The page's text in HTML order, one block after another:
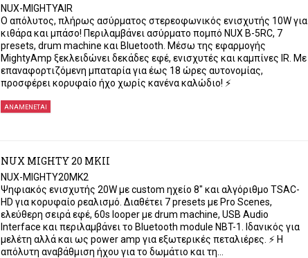
NUX-MIGHTYAIR
Ο απόλυτος, πλήρως ασύρματος στερεοφωνικός ενισχυτής 10W για
κιθάρα και μπάσο! Περιλαμβάνει ασύρματο πομπό NUX B-5RC, 7
presets, drum machine και Bluetooth. Μέσω της εφαρμογής
MightyAmp ξεκλειδώνει δεκάδες εφέ, ενισχυτές και καμπίνες IR. Με
επαναφορτιζόμενη μπαταρία για έως 18 ώρες αυτονομίας,
προσφέρει κορυφαίο ήχο χωρίς κανένα καλώδιο! ⚡
ΑΝΑΜΈΝΕΤΑΙ
NUX MIGHTY 20 MKΙΙ
NUX-MIGHTY20MK2
Ψηφιακός ενισχυτής 20W με custom ηχείο 8" και αλγόριθμο TSAC-
HD για κορυφαίο ρεαλισμό. Διαθέτει 7 presets με Pro Scenes,
ελεύθερη σειρά εφέ, 60s looper με drum machine, USB Audio
Interface και περιλαμβάνει το Bluetooth module NBT-1. Ιδανικός για
μελέτη αλλά και ως power amp για εξωτερικές πεταλιέρες. ⚡ Η
απόλυτη αναβάθμιση ήχου για το δωμάτιο και τη...